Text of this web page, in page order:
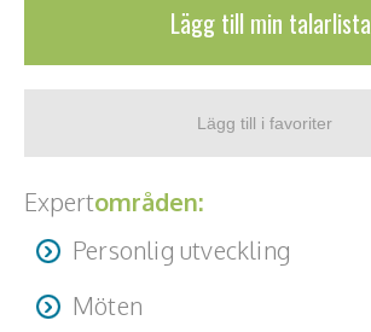
Lägg till min talarlista
Expertområden:
Personlig utveckling
Möten